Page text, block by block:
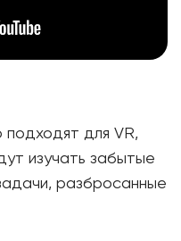
подходят для VR,
изучать забытые
разбросанные